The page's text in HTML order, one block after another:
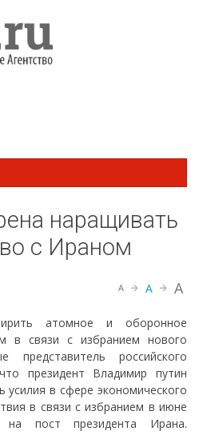
наращивать
с Ираном
A A A
атомное и оборонное
в связи с избранием нового
представитель российского
президент Владимир путин
усилия в сфере экономического
в связи с избранием в июне
на пост президента Ирана.